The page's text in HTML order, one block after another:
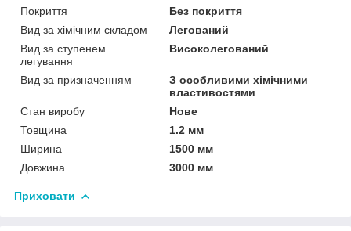
Покриття
Без покриття
Вид за хімічним складом
Легований
Вид за ступенем
легування
Високолегований
Вид за призначенням
З особливими хімічними
властивостями
Стан виробу
Нове
Товщина
1.2 мм
Ширина
1500 мм
Довжина
3000 мм
Приховати